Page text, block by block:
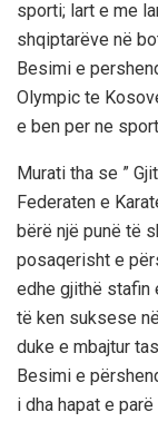
sporti; lart e me
shqiptarëve në
Besimi e
Olympic te
e ben per ne
Murati tha se ”
Federaten e
bërë një punë të
posaqerisht e
edhe gjithë stafin
të ken suksese
duke e mbajtur
Besimi e
i dha hapat e